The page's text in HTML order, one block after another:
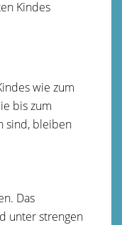
Kindes
wie zum
bis zum
sind, bleiben
Das
unter strengen